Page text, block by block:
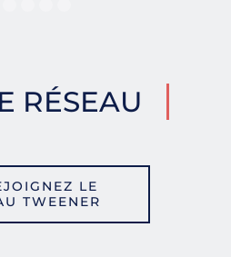
RÉSEAU
LE
TWEENER